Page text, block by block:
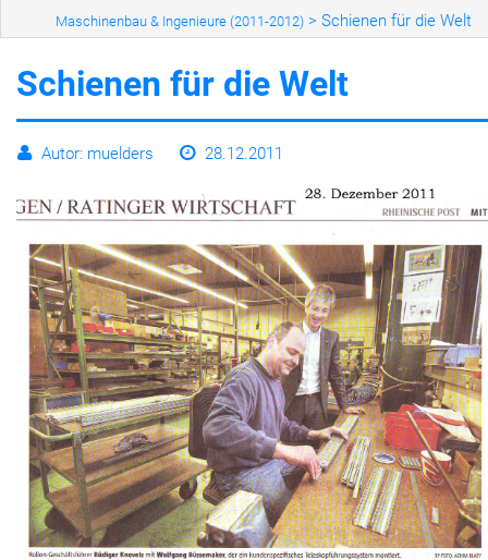
Serien
Leben
Maschinenbau & Ingenieure (2011-2012) > Schienen für die Welt
Schienen für die Welt
Autor: muelders 28.12.2011